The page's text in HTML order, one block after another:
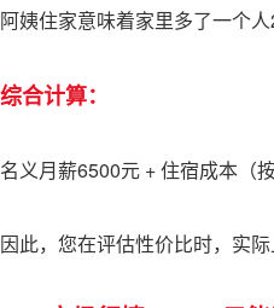
阿姨住家意味着家里多了一个
综合计算：
名义月薪6500元 + 住宿成本（
因此，您在评估性价比时，实